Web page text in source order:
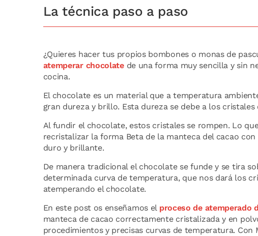
La técnica paso a paso
¿Quieres hacer tus propios bombones o monas de
atemperar chocolatede una forma muy sencilla y sin
cocina.
El chocolate es un material que a temperatura
gran dureza y brillo. Esta dureza se debe a los
Al fundir el chocolate, estos cristales se rompen. Lo
recristalizar la forma Beta de la manteca del cacao
duro y brillante.
De manera tradicional el chocolate se funde y se tira
determinada curva de temperatura, que nos dará los
atemperando el chocolate.
En este post os enseñamos el proceso de atemperado
manteca de cacao correctamente cristalizada y en
procedimientos y precisas curvas de temperatura. Con